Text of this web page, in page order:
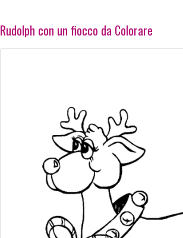
Rudolph con un fiocco da Colorare